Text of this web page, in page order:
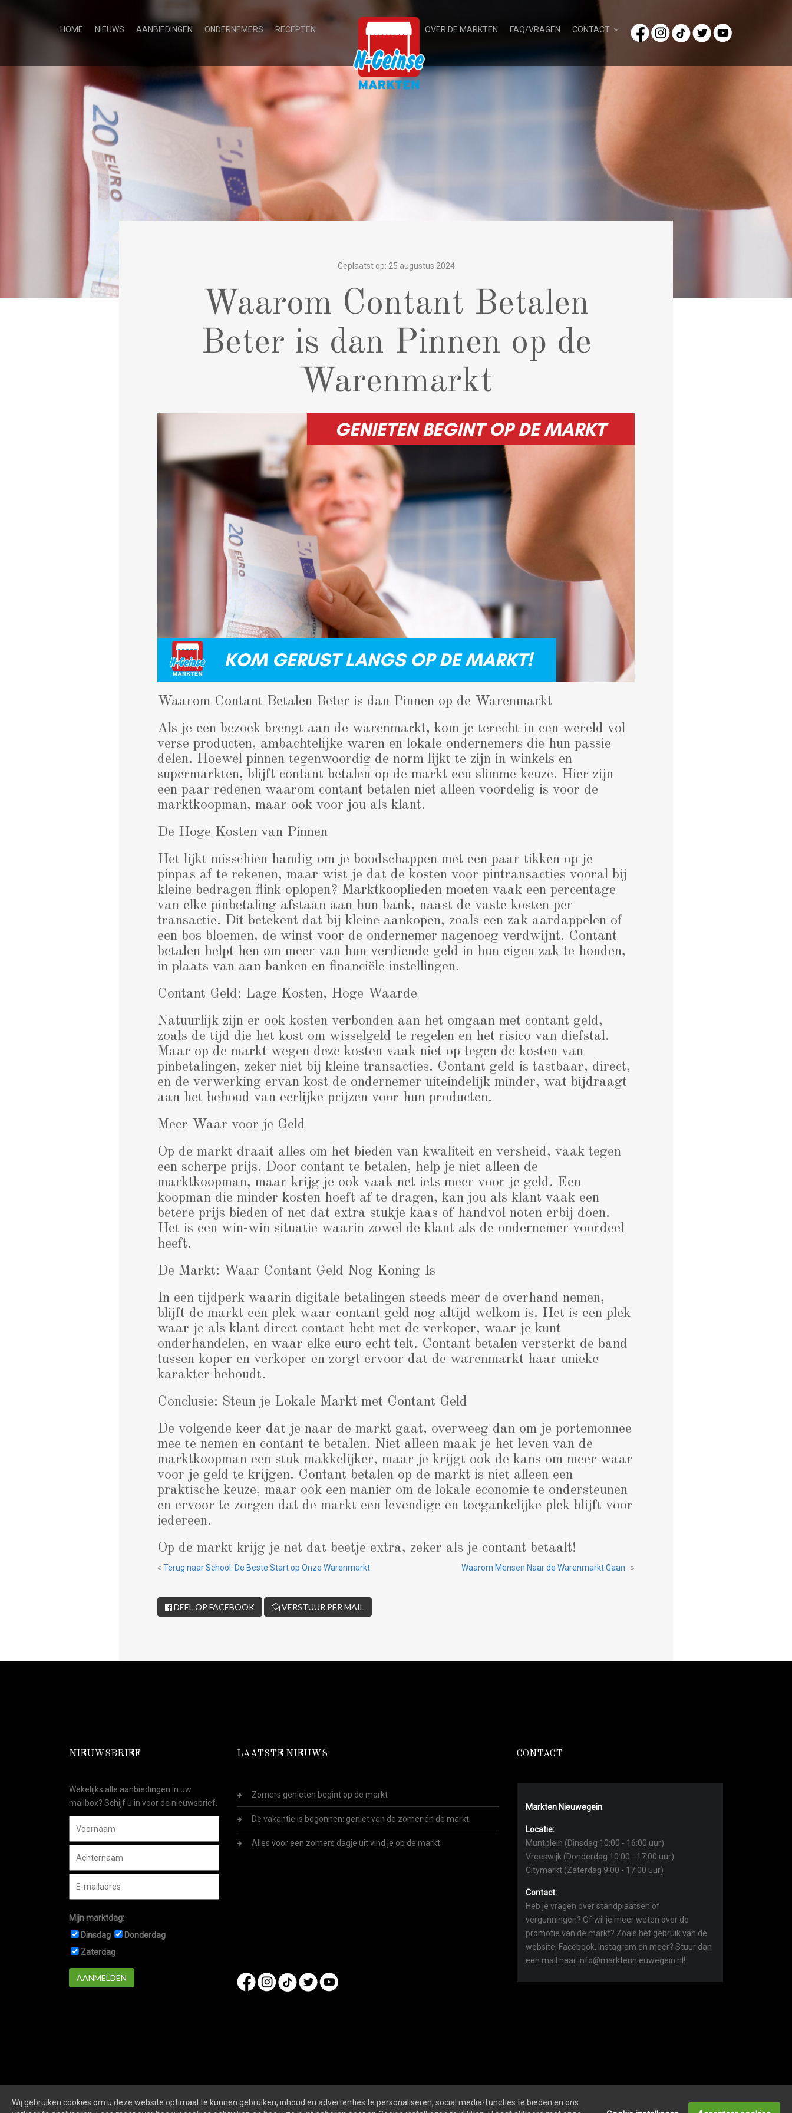
HOME NIEUWS AANBIEDINGEN ONDERNEMERS RECEPTEN OVER DE MARKTEN FAQ/VRAGEN CONTACT
Geplaatst op: 25 augustus 2024
Waarom Contant Betalen
Beter is dan Pinnen op de
Warenmarkt
Waarom Contant Betalen Beter is dan Pinnen op de Warenmarkt
Als je een bezoek brengt aan de warenmarkt, kom je terecht in een wereld vol
verse producten, ambachtelijke waren en lokale ondernemers die hun passie
delen. Hoewel pinnen tegenwoordig de norm lijkt te zijn in winkels en
supermarkten, blijft contant betalen op de markt een slimme keuze. Hier zijn
een paar redenen waarom contant betalen niet alleen voordelig is voor de
marktkoopman, maar ook voor jou als klant.
De Hoge Kosten van Pinnen
Het lijkt misschien handig om je boodschappen met een paar tikken op je
pinpas af te rekenen, maar wist je dat de kosten voor pintransacties vooral bij
kleine bedragen flink oplopen? Marktkooplieden moeten vaak een percentage
van elke pinbetaling afstaan aan hun bank, naast de vaste kosten per
transactie. Dit betekent dat bij kleine aankopen, zoals een zak aardappelen of
een bos bloemen, de winst voor de ondernemer nagenoeg verdwijnt. Contant
betalen helpt hen om meer van hun verdiende geld in hun eigen zak te houden,
in plaats van aan banken en financiële instellingen.
Contant Geld: Lage Kosten, Hoge Waarde
Natuurlijk zijn er ook kosten verbonden aan het omgaan met contant geld,
zoals de tijd die het kost om wisselgeld te regelen en het risico van diefstal.
Maar op de markt wegen deze kosten vaak niet op tegen de kosten van
pinbetalingen, zeker niet bij kleine transacties. Contant geld is tastbaar, direct,
en de verwerking ervan kost de ondernemer uiteindelijk minder, wat bijdraagt
aan het behoud van eerlijke prijzen voor hun producten.
Meer Waar voor je Geld
Op de markt draait alles om het bieden van kwaliteit en versheid, vaak tegen
een scherpe prijs. Door contant te betalen, help je niet alleen de
marktkoopman, maar krijg je ook vaak net iets meer voor je geld. Een
koopman die minder kosten hoeft af te dragen, kan jou als klant vaak een
betere prijs bieden of net dat extra stukje kaas of handvol noten erbij doen.
Het is een win-win situatie waarin zowel de klant als de ondernemer voordeel
heeft.
De Markt: Waar Contant Geld Nog Koning Is
In een tijdperk waarin digitale betalingen steeds meer de overhand nemen,
blijft de markt een plek waar contant geld nog altijd welkom is. Het is een plek
waar je als klant direct contact hebt met de verkoper, waar je kunt
onderhandelen, en waar elke euro echt telt. Contant betalen versterkt de band
tussen koper en verkoper en zorgt ervoor dat de warenmarkt haar unieke
karakter behoudt.
Conclusie: Steun je Lokale Markt met Contant Geld
De volgende keer dat je naar de markt gaat, overweeg dan om je portemonnee
mee te nemen en contant te betalen. Niet alleen maak je het leven van de
marktkoopman een stuk makkelijker, maar je krijgt ook de kans om meer waar
voor je geld te krijgen. Contant betalen op de markt is niet alleen een
praktische keuze, maar ook een manier om de lokale economie te ondersteunen
en ervoor te zorgen dat de markt een levendige en toegankelijke plek blijft voor
iedereen.
Op de markt krijg je net dat beetje extra, zeker als je contant betaalt!
« Terug naar School: De Beste Start op Onze Warenmarkt Waarom Mensen Naar de Warenmarkt Gaan »
DEEL OP FACEBOOK VERSTUUR PER MAIL
NIEUWSBRIEF
Wekelijks alle aanbiedingen in uw
mailbox? Schijf u in voor de nieuwsbrief.
Mijn marktdag:
Dinsdag
Donderdag
Zaterdag
AANMELDEN
LAATSTE NIEUWS
Zomers genieten begint op de markt
De vakantie is begonnen: geniet van de zomer én de markt
Alles voor een zomers dagje uit vind je op de markt
CONTACT
Markten Nieuwegein
Locatie:
Muntplein (Dinsdag 10:00 - 16:00 uur)
Vreeswijk (Donderdag 10:00 - 17:00 uur)
Citymarkt (Zaterdag 9:00 - 17:00 uur)
Contact:
Heb je vragen over standplaatsen of
vergunningen? Of wil je meer weten over de
promotie van de markt? Zoals het gebruik van de
website, Facebook, Instagram en meer? Stuur dan
een mail naar info@marktennieuwegein.nl!
Marktennieuwegein.nlis een website vanDe Markt Online ALGEMENE VOORWAARDEN PRIVACY- EN COOKIEVERKLARING ONDERNEMERS LOGIN
Wij gebruiken cookies om u deze website optimaal te kunnen gebruiken, inhoud en advertenties te personaliseren, social media-functies te bieden en ons